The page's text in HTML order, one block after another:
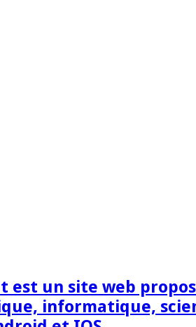
est un site web
informatique,